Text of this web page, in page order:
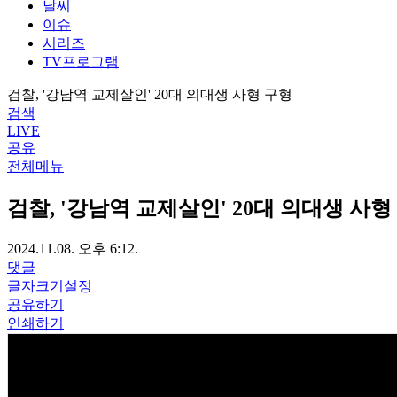
날씨
이슈
시리즈
TV프로그램
검찰, '강남역 교제살인' 20대 의대생 사형 구형
검색
LIVE
공유
전체메뉴
검찰, '강남역 교제살인' 20대 의대생 사형
2024.11.08. 오후 6:12.
댓글
글자크기설정
공유하기
인쇄하기